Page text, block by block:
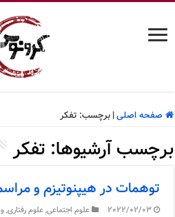
صفحه اصلی| برچسب:تفکر
برچسب آرشیوها: تفکر
توهمات در هیپنوتیزم و
2022/02/03 علوم اجتماعی,علوم رفتاری,